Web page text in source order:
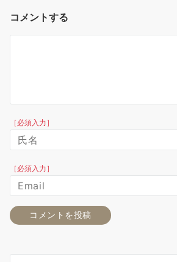
コメントする
［必須入力］
［必須入力］